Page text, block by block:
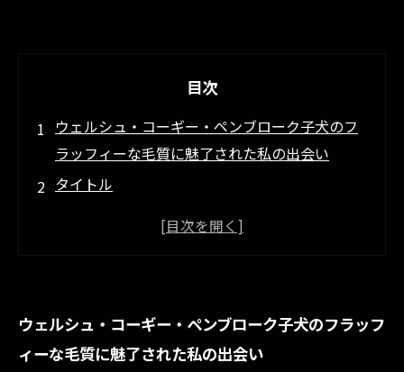
目次
ウェルシュ・コーギー・ペンブローク子犬のフ
ラッフィーな毛質に魅了された私の出会い
タイトル
効果を詳しく解説
タイトル
ウェルシュ・コーギー・ペンブローク子犬のフラッフ
ィーな毛質に魅了された私の出会い